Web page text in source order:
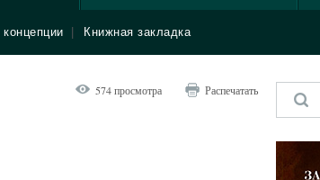
Книжная закладка
574 просмотра Распечатать